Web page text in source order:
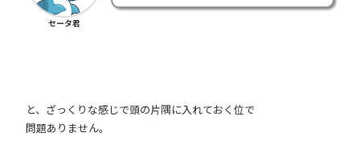
セータ君
と、ざっくりな感じで頭の片隅に入れておく位で
問題ありません。